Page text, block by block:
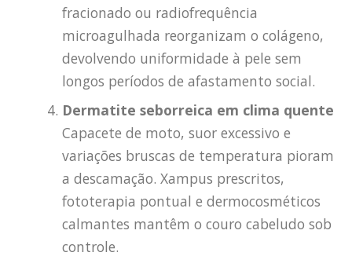
fracionado ou radiofrequência
microagulhada reorganizam o colágeno,
devolvendo uniformidade à pele sem
longos períodos de afastamento social.
Dermatite seborreica em clima quente
Capacete de moto, suor excessivo e
variações bruscas de temperatura pioram
a descamação. Xampus prescritos,
fototerapia pontual e dermocosméticos
calmantes mantêm o couro cabeludo sob
controle.